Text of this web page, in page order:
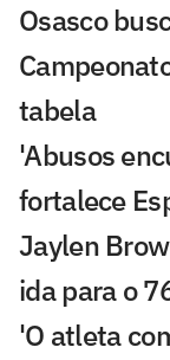
Osasco
tabela
'Abusos
fortalece
Jaylen
ida para o
'O atleta